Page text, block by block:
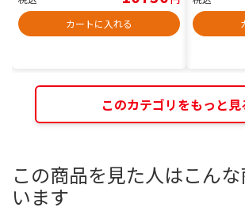
カートに入れる
このカテゴリをもっと見
この商品を見た人はこん
います